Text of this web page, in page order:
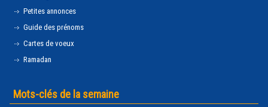
Petites annonces
Guide des prénoms
Cartes de voeux
Ramadan
Mots-clés de la semaine